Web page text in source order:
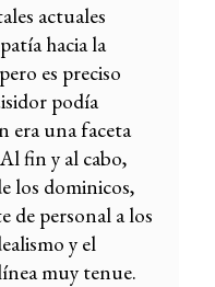
actuales
hacia la
es preciso
podía
era una faceta
fin y al cabo,
los dominicos,
de personal a los
y el
muy tenue.